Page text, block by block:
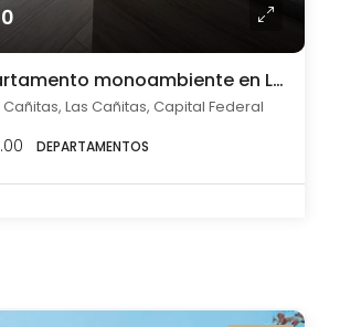
Venta departamento monoambiente en Las Cañitas
Las Cañitas, Capital Federal
DEPARTAMENTOS